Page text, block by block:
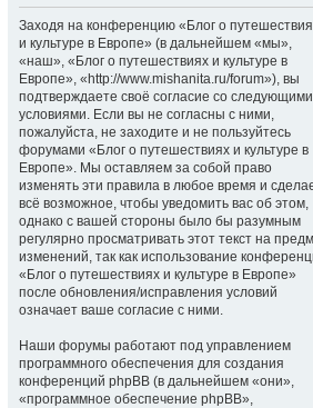
Заходя на конференцию «Блог о
и культуре в Европе» (в дальнейшем «мы»,
«наш», «Блог о путешествиях и культуре в
Европе», «http://www.mishanita.ru/forum»), вы
подтверждаете своё согласие со следующими
условиями. Если вы не согласны с ними,
пожалуйста, не заходите и не пользуйтесь
форумами «Блог о путешествиях и культуре в
Европе». Мы оставляем за собой право
изменять эти правила в любое время и
всё возможное, чтобы уведомить вас об этом,
однако с вашей стороны было бы разумным
регулярно просматривать этот текст на
изменений, так как использование
«Блог о путешествиях и культуре в Европе»
после обновления/исправления условий
означает ваше согласие с ними.
Наши форумы работают под управлением
программного обеспечения для создания
конференций phpBB (в дальнейшем «они»,
«программное обеспечение phpBB»,